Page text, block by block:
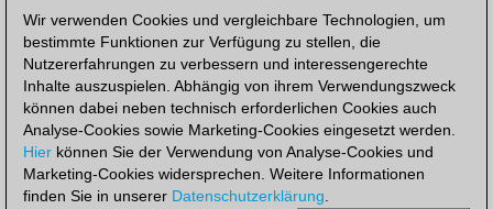
Wir verwenden Cookies und vergleichbare Technologien, um
bestimmte Funktionen zur Verfügung zu stellen, die
Nutzererfahrungen zu verbessern und interessengerechte
Inhalte auszuspielen. Abhängig von ihrem Verwendungszweck
können dabei neben technisch erforderlichen Cookies auch
Analyse-Cookies sowie Marketing-Cookies eingesetzt werden.
Hier können Sie der Verwendung von Analyse-Cookies und
Marketing-Cookies widersprechen. Weitere Informationen
finden Sie in unserer Datenschutzerklärung.
ZAHLUNGSART